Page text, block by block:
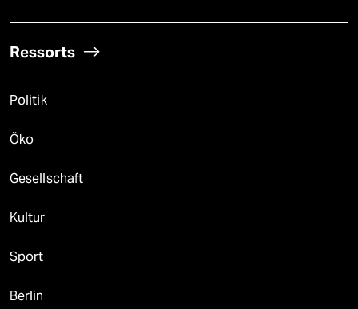
Ressorts
Politik
Öko
Gesellschaft
Kultur
Sport
Berlin